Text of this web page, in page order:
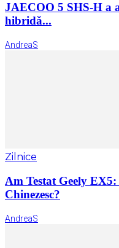
JAECOO 5 SHS-H a
hibridă...
AndreaS
Zilnice
Am Testat Geely
Chinezesc?
AndreaS